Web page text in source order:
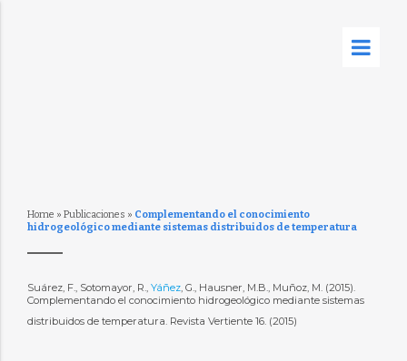
Home » Publicaciones » Complementando el conocimiento
hidrogeológico mediante sistemas distribuidos de temperatura
Suárez, F., Sotomayor, R., Yáñez, G., Hausner, M.B., Muñoz, M. (2015).
Complementando el conocimiento hidrogeológico mediante sistemas
distribuidos de temperatura. Revista Vertiente 16. (2015)